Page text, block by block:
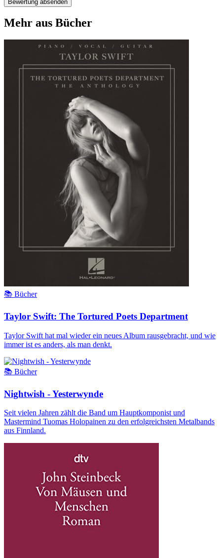
Bewertung absenden
Mehr aus Bücher
📚 Bücher
Taylor Swift: The Tortured Poets Department
Taylor Swift hat mal wieder ein neues Album rausgebracht, und wie
immer ist es anders, als man denkt.
📚 Bücher
Nightwish - Yesterwynde
Seit vielen Jahren zählt die Band um Hauptkomponist und
Mastermind Tuomas Holopainen zu den erfolgreichsten Metalbands
aus Finnland.